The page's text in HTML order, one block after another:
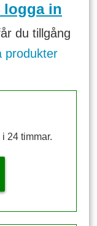
logga in
du tillgång
produkter
24 timmar.